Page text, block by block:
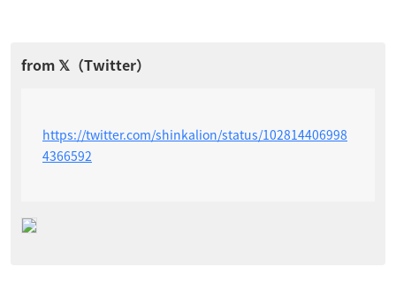
https://twitter.com/shinkalion/status/102814406998
4366592